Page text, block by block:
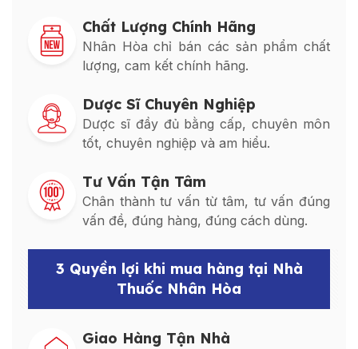
Chất Lượng Chính Hãng
Nhân Hòa chỉ bán các sản phẩm chất
lượng, cam kết chính hãng.
Dược Sĩ Chuyên Nghiệp
Dược sĩ đầy đủ bằng cấp, chuyên môn
tốt, chuyên nghiệp và am hiểu.
Tư Vấn Tận Tâm
Chân thành tư vấn từ tâm, tư vấn đúng
vấn đề, đúng hàng, đúng cách dùng.
3 Quyền lợi khi mua hàng tại Nhà
Thuốc Nhân Hòa
Giao Hàng Tận Nhà